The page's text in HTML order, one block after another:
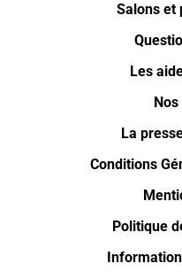
Salons et
Les
La
Conditions
Politique